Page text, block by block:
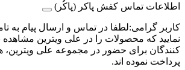
اطلاعات تماس کفش پاکر (پاکُر)
کاربر گرامی:لطفا در تماس و ارسال پیام به
نمایید که محصولات را در علی ویترین مشاهده
کنندگان برای حضور در مجموعه علی ویترین،
پرداخت نموده اند.